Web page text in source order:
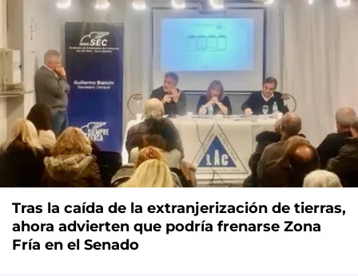
Tras la caída de la extranjerización de tierras,
ahora advierten que podría frenarse Zona
Fría en el Senado